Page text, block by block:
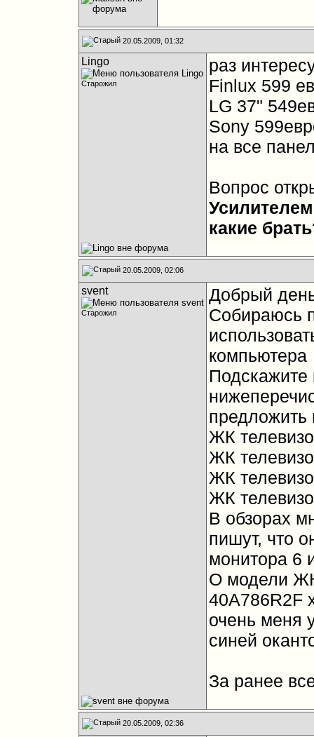
20.05.2009, 01:32
Lingo
Старожил
раз
Finlux 599
LG 37"
Sony
на все
Вопрос
какие
20.05.2009, 02:06
svent
Старожил
Добрый
Собираюсь
компьютера
Подскажите
предложить
ЖК
ЖК
ЖК
ЖК
В обзорах
пишут, что
монитора 6
О модели
40A786R2F
очень меня
синей
За ранее
20.05.2009, 02:36